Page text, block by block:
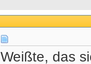
Weißte, das